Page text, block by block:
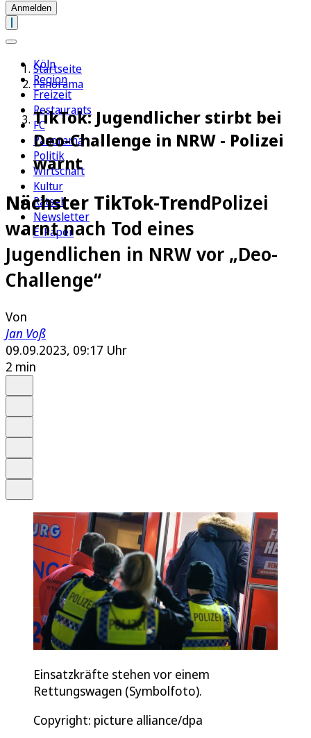
Anmelden
Köln
Region
Freizeit
Restaurants
FC
Panorama
Politik
Wirtschaft
Kultur
Rätsel
Newsletter
E-Paper
Startseite
Panorama
TikTok: Jugendlicher stirbt bei
Deo-Challenge in NRW - Polizei
warnt
Nächster TikTok-TrendPolizei
warnt nach Tod eines
Jugendlichen in NRW vor „Deo-
Challenge“
Von
Jan Voß
09.09.2023, 09:17 Uhr
2 min
Einsatzkräfte stehen vor einem
Rettungswagen (Symbolfoto).
Copyright: picture alliance/dpa